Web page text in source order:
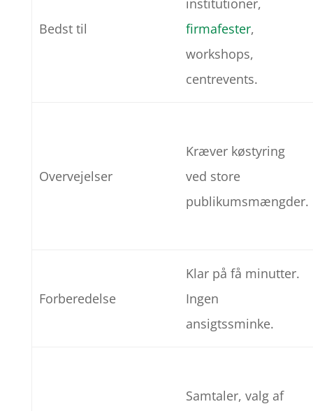
Bedst til
institutioner,
firmafester,
workshops,
centrevents.
Overvejelser
Kræver køstyring
ved store
publikumsmængder.
Forberedelse
Klar på få minutter.
Ingen
ansigtssminke.
Samtaler, valg af